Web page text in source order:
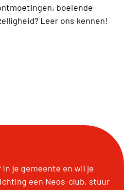
boeiende
Leer ons kennen!
vzw
je gemeente en wil je
een Neos-club, stuur